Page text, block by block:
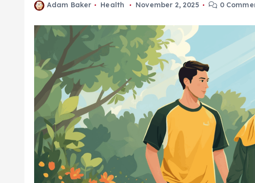
Adam Baker Health November 2, 2025 0